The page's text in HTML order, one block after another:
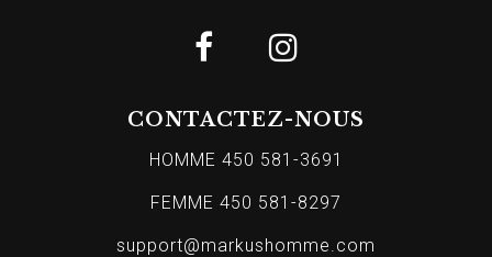
CONTACTEZ-NOUS
HOMME 450 581-3691
FEMME 450 581-8297
support@markushomme.com